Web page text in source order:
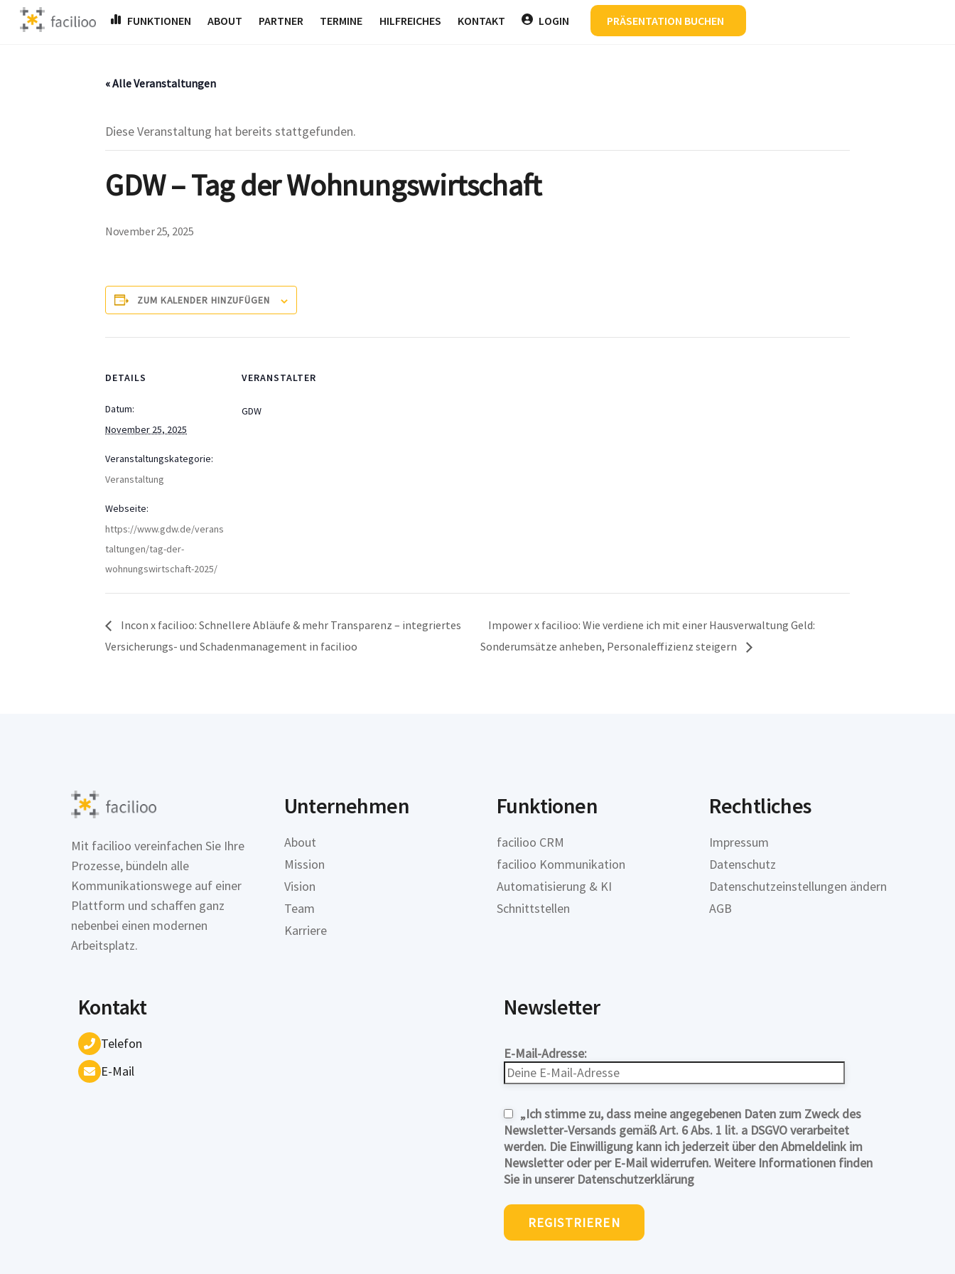
Skip
FUNKTIONEN ABOUT PARTNER TERMINE HILFREICHES KONTAKT LOGIN PRÄSENTATION BUCHEN
« Alle Veranstaltungen
Diese Veranstaltung hat bereits stattgefunden.
GDW – Tag der Wohnungswirtschaft
November 25, 2025
ZUM KALENDER HINZUFÜGEN
DETAILS
Datum:
November 25, 2025
Veranstaltungskategorie:
Veranstaltung
Webseite:
https://www.gdw.de/verans
taltungen/tag-der-
wohnungswirtschaft-2025/
VERANSTALTER
GDW
Incon x facilioo: Schnellere Abläufe & mehr Transparenz – integriertes
Versicherungs- und Schadenmanagement in facilioo
Impower x facilioo: Wie verdiene ich mit einer Hausverwaltung Geld:
Sonderumsätze anheben, Personaleffizienz steigern
Mit facilioo vereinfachen Sie Ihre
Prozesse, bündeln alle
Kommunikationswege auf einer
Plattform und schaffen ganz
nebenbei einen modernen
Arbeitsplatz.
Unternehmen
About
Mission
Vision
Team
Karriere
Funktionen
facilioo CRM
facilioo Kommunikation
Automatisierung & KI
Schnittstellen
Rechtliches
Impressum
Datenschutz
Datenschutzeinstellungen ändern
AGB
Kontakt
Telefon
E-Mail
Newsletter
E-Mail-Adresse:
„Ich stimme zu, dass meine angegebenen Daten zum Zweck des
Newsletter-Versands gemäß Art. 6 Abs. 1 lit. a DSGVO verarbeitet
werden. Die Einwilligung kann ich jederzeit über den Abmeldelink im
Newsletter oder per E-Mail widerrufen. Weitere Informationen finden
Sie in unserer Datenschutzerklärung